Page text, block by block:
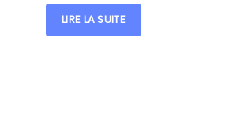
LIRE LA SUITE